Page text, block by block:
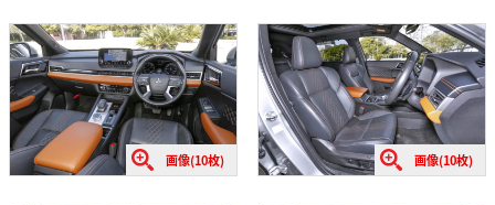
画像(10枚) 画像(10枚)